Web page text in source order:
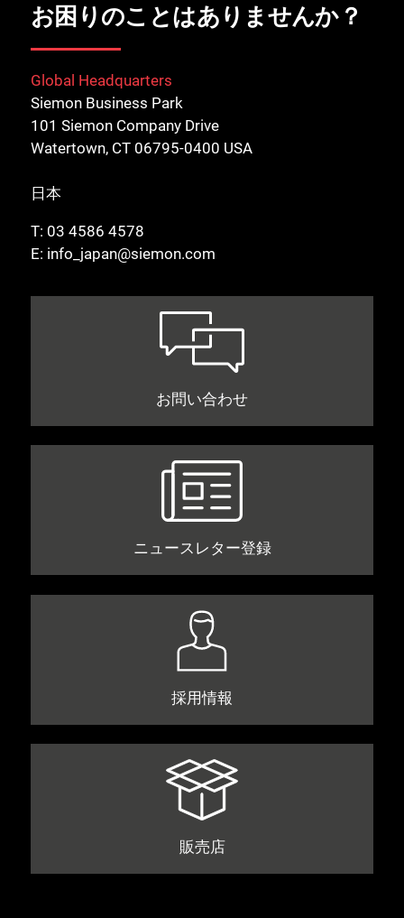
お困りのことはありませんか？
Global Headquarters
Siemon Business Park
101 Siemon Company Drive
Watertown, CT 06795-0400 USA
日本
T: 03 4586 4578
E: info_japan@siemon.com
お問い合わせ
ニュースレター登録
採用情報
販売店